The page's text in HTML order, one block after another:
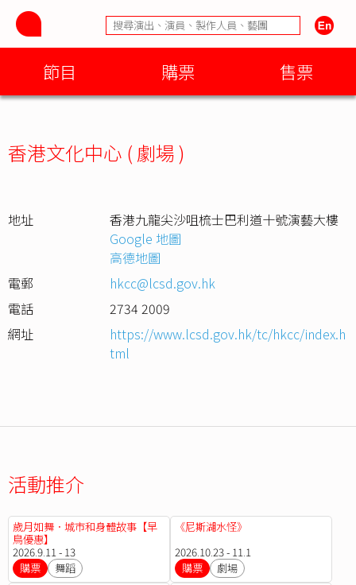
節目 購票 售票
香港文化中心 ( 劇場 )
地址
香港九龍尖沙咀梳士巴利道十號演藝大樓
Google 地圖
高德地圖
電郵
hkcc@lcsd.gov.hk
電話
2734 2009
網址
https://www.lcsd.gov.hk/tc/hkcc/index.h
tml
活動推介
歲月如舞．城市和身體故事【早
鳥優惠】
2026.9.11 - 13
購票
舞蹈
《尼斯湖水怪》
2026.10.23 - 11.1
購票
劇場